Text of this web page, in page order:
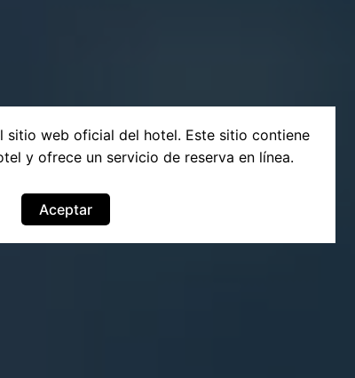
sitio web oficial del hotel. Este sitio contiene
y ofrece un servicio de reserva en línea.
Aceptar